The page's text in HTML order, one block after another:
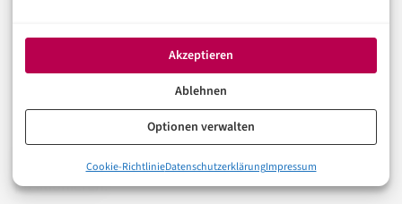
Akzeptieren
Ablehnen
Optionen verwalten
Cookie-RichtlinieDatenschutzerklärungImpressum
Die erfolgreiche Implementierung des Industrial AI
Agent Studio wird daher maßgeblich davon abhängen,
wie gut es Unternehmen gelingt, ihre Mitarbeiter in den
Transformationsprozess einzubeziehen und die
Technologie als Unterstützung, nicht als Ersatz, zu
positionieren.
Willkommen in der Ära der industriellen KI-Agenten